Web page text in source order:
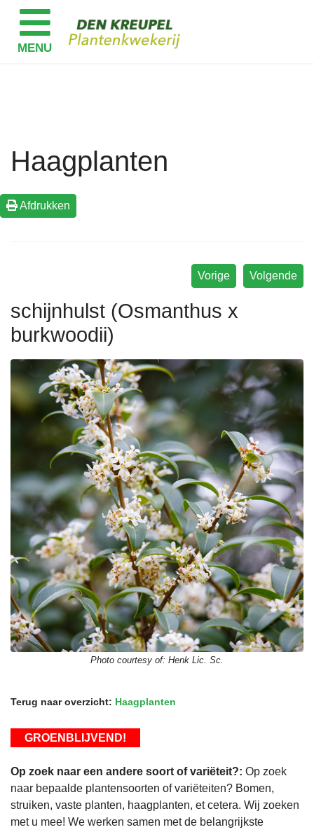
Haagplanten
Afdrukken
Volgende
Vorige
schijnhulst (Osmanthus x
burkwoodii)
Photo courtesy of: Henk Lic. Sc.
Terug naar overzicht: Haagplanten
GROENBLIJVEND!
Op zoek naar een andere soort of variëteit?: Op zoek
naar bepaalde plantensoorten of variëteiten? Bomen,
struiken, vaste planten, haagplanten, et cetera. Wij zoeken
met u mee! We werken samen met de belangrijkste